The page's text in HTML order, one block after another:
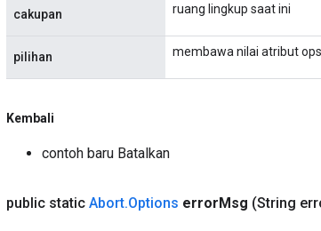
cakupan ruang lingkup saat ini
pilihan membawa nilai atribut
Kembali
contoh baru Batalkan
public static Abort.Options errorMsg (String